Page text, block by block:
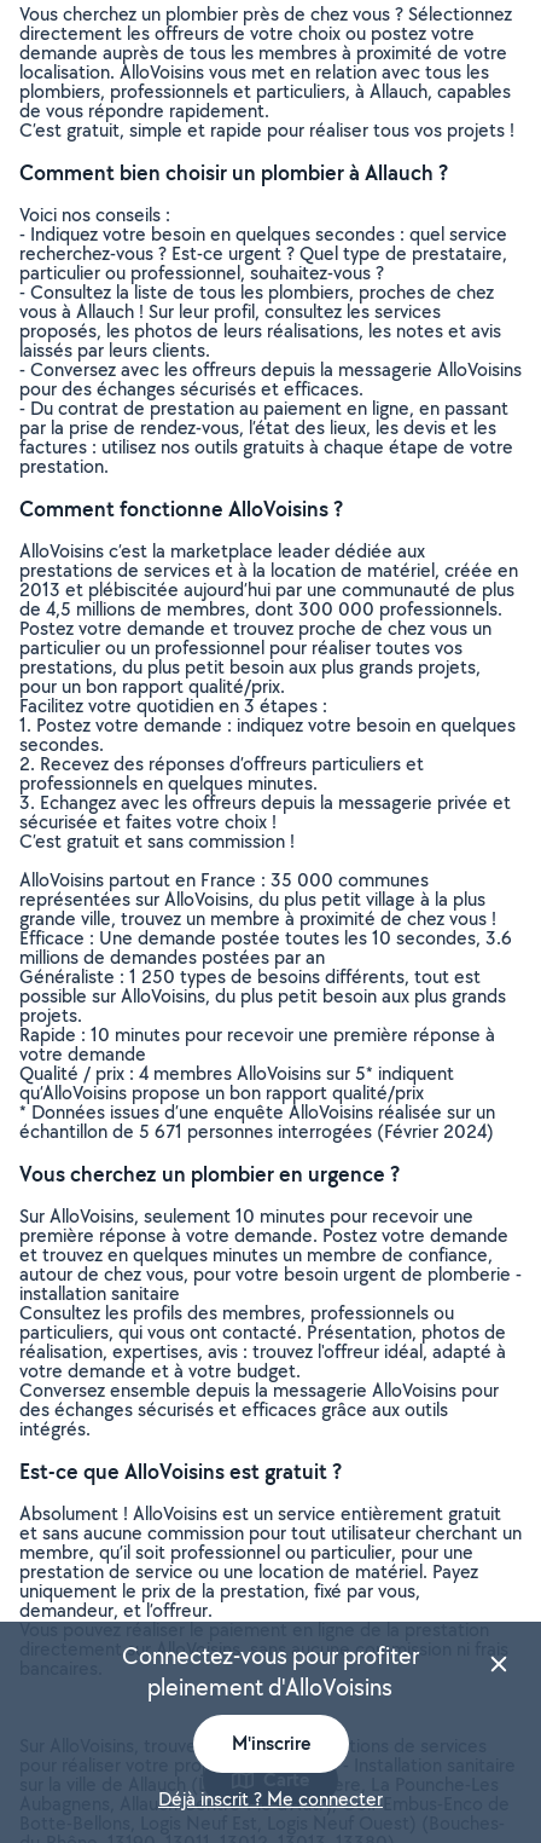
Vous cherchez un plombier près de chez vous ? Sélectionnez
directement les offreurs de votre choix ou postez votre
demande auprès de tous les membres à proximité de votre
localisation. AlloVoisins vous met en relation avec tous les
plombiers, professionnels et particuliers, à Allauch, capables
de vous répondre rapidement.
C’est gratuit, simple et rapide pour réaliser tous vos projets !
Comment bien choisir un plombier à Allauch ?
Voici nos conseils :
- Indiquez votre besoin en quelques secondes : quel service
recherchez-vous ? Est-ce urgent ? Quel type de prestataire,
particulier ou professionnel, souhaitez-vous ?
- Consultez la liste de tous les plombiers, proches de chez
vous à Allauch ! Sur leur profil, consultez les services
proposés, les photos de leurs réalisations, les notes et avis
laissés par leurs clients.
- Conversez avec les offreurs depuis la messagerie AlloVoisins
pour des échanges sécurisés et efficaces.
- Du contrat de prestation au paiement en ligne, en passant
par la prise de rendez-vous, l’état des lieux, les devis et les
factures : utilisez nos outils gratuits à chaque étape de votre
prestation.
Comment fonctionne AlloVoisins ?
AlloVoisins c’est la marketplace leader dédiée aux
prestations de services et à la location de matériel, créée en
2013 et plébiscitée aujourd’hui par une communauté de plus
de 4,5 millions de membres, dont 300 000 professionnels.
Postez votre demande et trouvez proche de chez vous un
particulier ou un professionnel pour réaliser toutes vos
prestations, du plus petit besoin aux plus grands projets,
pour un bon rapport qualité/prix.
Facilitez votre quotidien en 3 étapes :
1. Postez votre demande : indiquez votre besoin en quelques
secondes.
2. Recevez des réponses d’offreurs particuliers et
professionnels en quelques minutes.
3. Echangez avec les offreurs depuis la messagerie privée et
sécurisée et faites votre choix !
C’est gratuit et sans commission !
AlloVoisins partout en France : 35 000 communes
représentées sur AlloVoisins, du plus petit village à la plus
grande ville, trouvez un membre à proximité de chez vous !
Efficace : Une demande postée toutes les 10 secondes, 3.6
millions de demandes postées par an
Généraliste : 1 250 types de besoins différents, tout est
possible sur AlloVoisins, du plus petit besoin aux plus grands
projets.
Rapide : 10 minutes pour recevoir une première réponse à
votre demande
Qualité / prix : 4 membres AlloVoisins sur 5* indiquent
qu’AlloVoisins propose un bon rapport qualité/prix
* Données issues d’une enquête AlloVoisins réalisée sur un
échantillon de 5 671 personnes interrogées (Février 2024)
Vous cherchez un plombier en urgence ?
Sur AlloVoisins, seulement 10 minutes pour recevoir une
première réponse à votre demande. Postez votre demande
et trouvez en quelques minutes un membre de confiance,
autour de chez vous, pour votre besoin urgent de plomberie -
installation sanitaire
Consultez les profils des membres, professionnels ou
particuliers, qui vous ont contacté. Présentation, photos de
réalisation, expertises, avis : trouvez l'offreur idéal, adapté à
votre demande et à votre budget.
Conversez ensemble depuis la messagerie AlloVoisins pour
des échanges sécurisés et efficaces grâce aux outils
intégrés.
Est-ce que AlloVoisins est gratuit ?
Absolument ! AlloVoisins est un service entièrement gratuit
et sans aucune commission pour tout utilisateur cherchant un
membre, qu’il soit professionnel ou particulier, pour une
prestation de service ou une location de matériel. Payez
uniquement le prix de la prestation, fixé par vous,
demandeur, et l’offreur.
Vous pouvez réaliser le paiement en ligne de la prestation
directement sur AlloVoisins, sans aucune commission ni frais
Sur AlloVoisins, trouvez toutes les prestations de services
pour réaliser votre projet de Plomberie - Installation sanitaire
Aubagnens, Allauch Centre-Pie d'Autry, Golf-Embus-Enco de
Carte
Connectez-vous pour profiter
pleinement d'AlloVoisins
M'inscrire
Déjà inscrit ? Me connecter